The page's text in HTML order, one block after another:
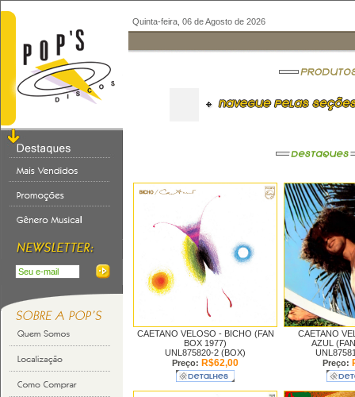
Quinta-feira, 06 de Agosto de 2026
CAETANO VELOSO - BICHO (FAN
BOX 1977)
UNL875820-2 (BOX)
Preço: R$62,00
CAETANO
AZUL
Preço: